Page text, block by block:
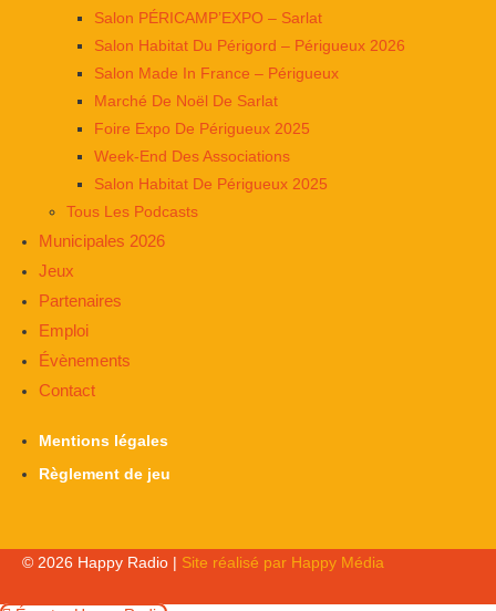
Salon PÉRICAMP’EXPO – Sarlat
Salon Habitat Du Périgord – Périgueux 2026
Salon Made In France – Périgueux
Marché De Noël De Sarlat
Foire Expo De Périgueux 2025
Week-End Des Associations
Salon Habitat De Périgueux 2025
Tous Les Podcasts
Municipales 2026
Jeux
Partenaires
Emploi
Évènements
Contact
Mentions légales
Règlement de jeu
© 2026 Happy Radio | Site réalisé par Happy Média